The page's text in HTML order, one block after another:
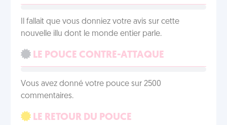
Il fallait que vous donniez votre avis sur cette
nouvelle illu dont le monde entier parle.
LE POUCE CONTRE-ATTAQUE
Vous avez donné votre pouce sur 2500
commentaires.
LE RETOUR DU POUCE